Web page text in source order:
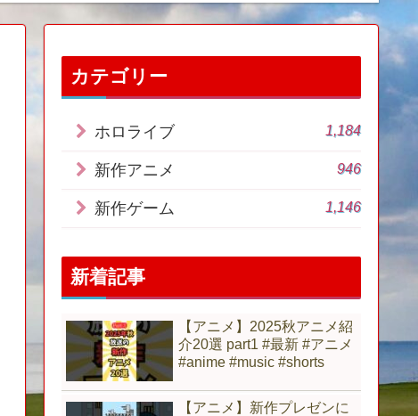
ホ】
カテゴリー
ホロライブ 1,184
新作アニメ 946
新作ゲーム 1,146
新着記事
【アニメ】2025秋アニメ紹
介20選 part1 #最新 #アニメ
#anime #music #shorts
【アニメ】新作プレゼンに